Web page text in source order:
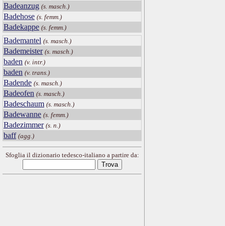
Badeanzug (s. masch.)
Badehose (s. femm.)
Badekappe (s. femm.)
Bademantel (s. masch.)
Bademeister (s. masch.)
baden (v. intr.)
baden (v. trans.)
Badende (s. masch.)
Badeofen (s. masch.)
Badeschaum (s. masch.)
Badewanne (s. femm.)
Badezimmer (s. n.)
baff (agg.)
Sfoglia il dizionario tedesco-italiano a partire da: